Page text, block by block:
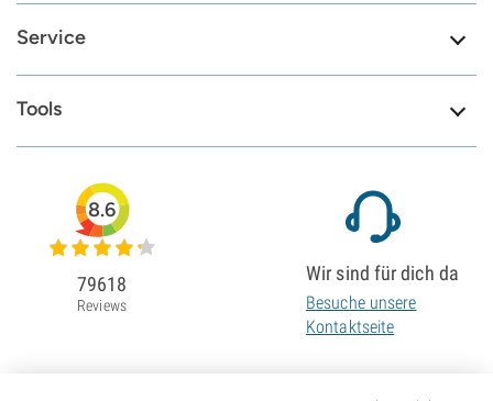
Service
Tools
8.6
79618
Reviews
Wir sind für dich da
Besuche unsere
Kontaktseite